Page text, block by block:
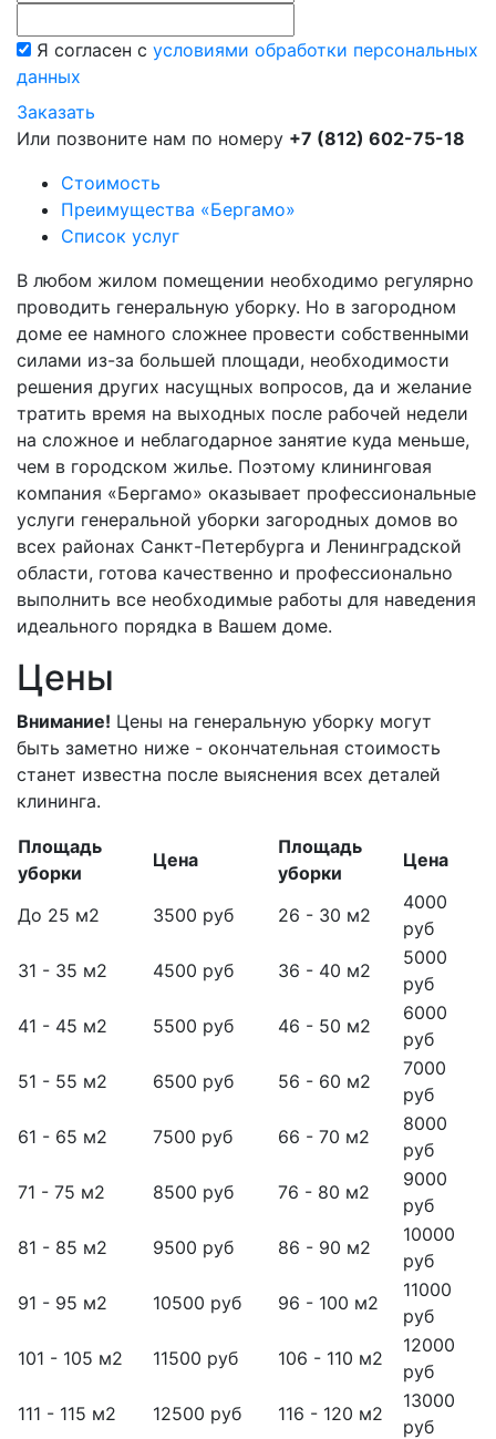
Я согласен с условиями обработки персональных
данных
Заказать
Или позвоните нам по номеру +7 (812) 602-75-18
Стоимость
Преимущества «Бергамо»
Список услуг
В любом жилом помещении необходимо регулярно
проводить генеральную уборку. Но в загородном
доме ее намного сложнее провести собственными
силами из-за большей площади, необходимости
решения других насущных вопросов, да и желание
тратить время на выходных после рабочей недели
на сложное и неблагодарное занятие куда меньше,
чем в городском жилье. Поэтому клининговая
компания «Бергамо» оказывает профессиональные
услуги генеральной уборки загородных домов во
всех районах Санкт-Петербурга и Ленинградской
области, готова качественно и профессионально
выполнить все необходимые работы для наведения
идеального порядка в Вашем доме.
Цены
Внимание! Цены на генеральную уборку могут
быть заметно ниже - окончательная стоимость
станет известна после выяснения всех деталей
клининга.
Площадь
уборки
Цена
Площадь
уборки
Цена
До 25 м2 3500 руб 26 - 30 м2
4000
руб
31 - 35 м2
4500 руб 36 - 40 м2
5000
руб
41 - 45 м2
5500 руб 46 - 50 м2
6000
руб
51 - 55 м2
6500 руб 56 - 60 м2
7000
руб
61 - 65 м2
7500 руб 66 - 70 м2
8000
руб
71 - 75 м2
8500 руб 76 - 80 м2
9000
руб
81 - 85 м2
9500 руб 86 - 90 м2
10000
руб
91 - 95 м2
10500 руб 96 - 100 м2
11000
руб
101 - 105 м2
11500 руб 106 - 110 м2
12000
руб
111 - 115 м2
12500 руб 116 - 120 м2
13000
руб